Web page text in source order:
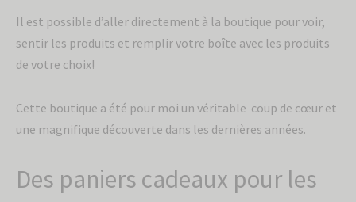
Il est possible d’aller directement à la boutique pour voir,
sentir les produits et remplir votre boîte avec les produits
de votre choix!
Cette boutique a été pour moi un véritable coup de cœur et
une magnifique découverte dans les dernières années.
Des paniers cadeaux pour les